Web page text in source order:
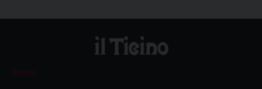
News